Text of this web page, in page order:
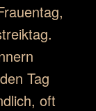
Tag
oft